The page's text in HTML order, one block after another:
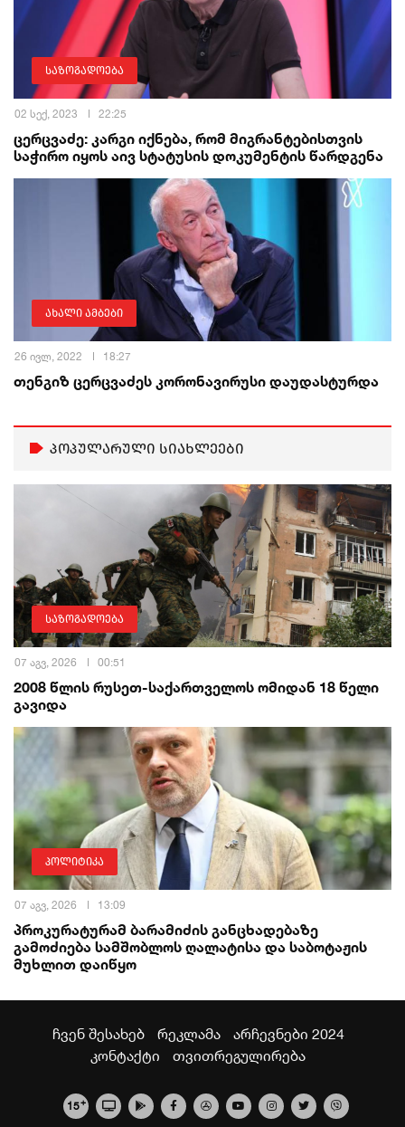
საზოგადოება
02 სექ, 2023 22:25
ცერცვაძე: კარგი იქნება, რომ მიგრანტებისთვის
საჭირო იყოს აივ სტატუსის დოკუმენტის წარდგენა
ახალი ამბები
26 ივლ, 2022 18:27
თენგიზ ცერცვაძეს კორონავირუსი დაუდასტურდა
პოპულარული სიახლეები
საზოგადოება
07 აგვ, 2026 00:51
2008 წლის რუსეთ-საქართველოს ომიდან 18 წელი
გავიდა
პოლიტიკა
07 აგვ, 2026 13:09
პროკურატურამ ბარამიძის განცხადებაზე
გამოძიება სამშობლოს ღალატისა და საბოტაჟის
მუხლით დაიწყო
ჩვენ შესახებ რეკლამა
არჩევნები 2024
კონტაქტი
თვითრეგულირება
15+